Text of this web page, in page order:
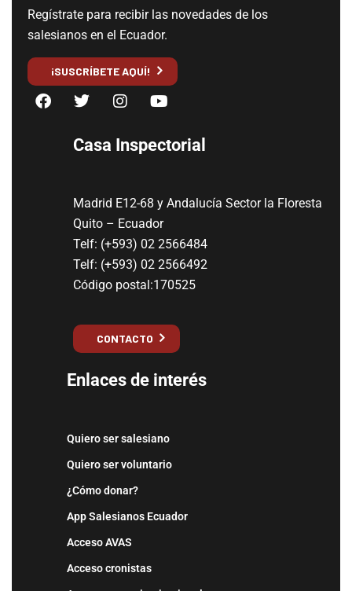
Regístrate para recibir las novedades de los
salesianos en el Ecuador.
¡SUSCRÍBETE AQUÍ!
Casa Inspectorial
Madrid E12-68 y Andalucía Sector la Floresta
Quito – Ecuador
Telf: (+593) 02 2566484
Telf: (+593) 02 2566492
Código postal:170525
CONTACTO
Enlaces de interés
Quiero ser salesiano
Quiero ser voluntario
¿Cómo donar?
App Salesianos Ecuador
Acceso AVAS
Acceso cronistas